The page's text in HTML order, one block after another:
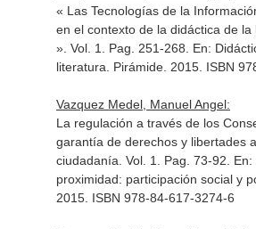
« Las Tecnologías de la
en el contexto de la didáctica de
». Vol. 1. Pag. 251-268. En:
literatura . Pirámide. 2015. ISBN
Vazquez Medel, Manuel Angel:
La regulación a través de los
garantía de derechos y libertades
ciudadanía. Vol. 1. Pag. 73-92. En:
proximidad: participación social y
2015. ISBN 978-84-617-3274-6